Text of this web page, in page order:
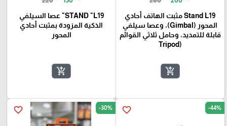
Stand L19 مثبت الهاتف أحادي
المحور (Gimbal)، وعصا سيلفي
قابلة للتمديد، وحامل ثلاثي القوائم
(Tripod
add_shopping_cart
STAND "L19" عصا السيلفي
الذكية المزودة بمثبت أحادي
المحور
add_shopping_cart
favorite_border -44%
favorite_border -30%